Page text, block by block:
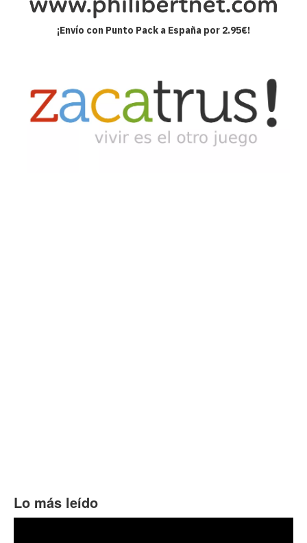
¡Envío con Punto Pack a España por 2.95€!
Lo más leído